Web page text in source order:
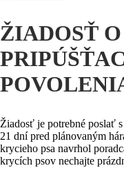
ŽIADOSŤ
Žiadosť je potrebné poslať
21 dní pred plánovaným
krycieho psa navrhol
krycích psov nechajte